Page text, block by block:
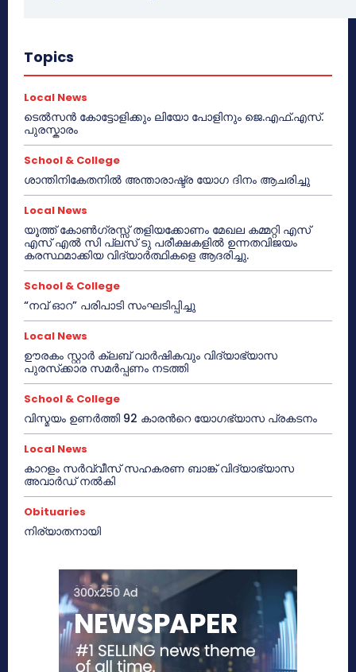
Topics
Local News
ടെൽസൻ കോട്ടോളിക്കും ലിയോ പോളിനും ജെ.എഫ്.എസ്.
പുരസ്കാരം
School & College
ശാന്തിനികേതനിൽ അന്താരാഷ്ട്ര യോഗ ദിനം ആചരിച്ചു
Local News
യൂത്ത് കോൺഗ്രസ്സ് തളിയക്കോണം മേഖല കമ്മറ്റി എസ്
എസ് എൽ സി പ്ലസ് ടു പരീക്ഷകളിൽ ഉന്നതവിജയം
കരസ്ഥമാക്കിയ വിദ്യാർത്ഥികളെ ആദരിച്ചു.
School & College
“നവ് ഓറ” പരിപാടി സംഘടിപ്പിച്ചു
Local News
ഊരകം സ്റ്റാർ ക്ലബ് വാർഷികവും വിദ്യാഭ്യാസ
പുരസ്‌ക്കാര സമർപ്പണം നടത്തി
School & College
വിസ്മയം ഉണർത്തി 92 കാരൻറെ യോഗഭ്യാസ പ്രകടനം
Local News
കാറളം സർവ്വീസ് സഹകരണ ബാങ്ക് വിദ്യാഭ്യാസ
അവാർഡ് നൽകി
Obituaries
നിര്യാതനായി